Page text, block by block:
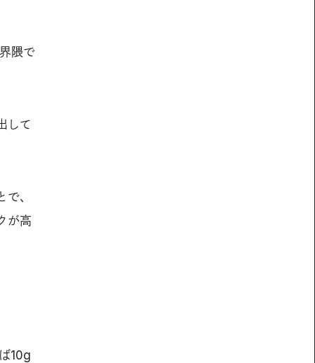
隈で
して
、
が高
10g